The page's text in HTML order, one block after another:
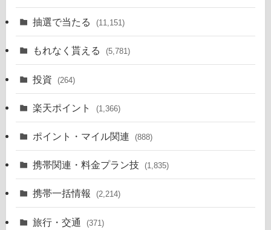
抽選で当たる (11,151)
もれなく貰える (5,781)
投資 (264)
楽天ポイント (1,366)
ポイント・マイル関連 (888)
携帯関連・料金プラン技 (1,835)
携帯一括情報 (2,214)
旅行・交通 (371)